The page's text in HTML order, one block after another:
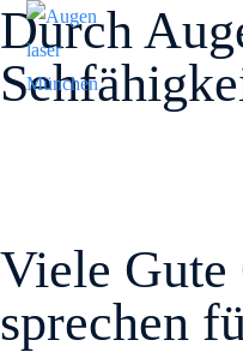
Durch
Viele Gute
sprechen